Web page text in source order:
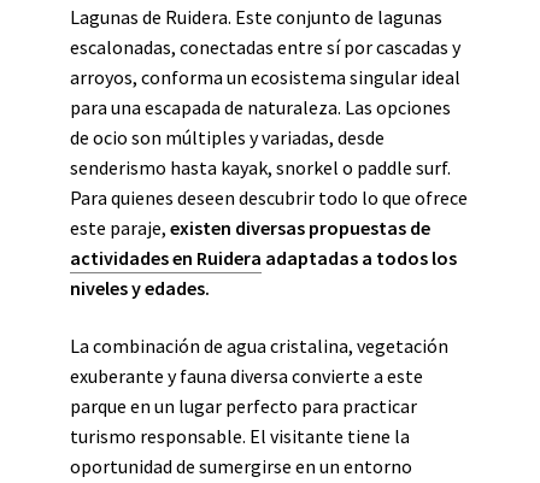
Lagunas de Ruidera. Este conjunto de lagunas
escalonadas, conectadas entre sí por cascadas y
arroyos, conforma un ecosistema singular ideal
para una escapada de naturaleza. Las opciones
de ocio son múltiples y variadas, desde
senderismo hasta kayak, snorkel o paddle surf.
Para quienes deseen descubrir todo lo que ofrece
este paraje, existen diversas propuestas de
actividades en Ruidera adaptadas a todos los
niveles y edades.
La combinación de agua cristalina, vegetación
exuberante y fauna diversa convierte a este
parque en un lugar perfecto para practicar
turismo responsable. El visitante tiene la
oportunidad de sumergirse en un entorno